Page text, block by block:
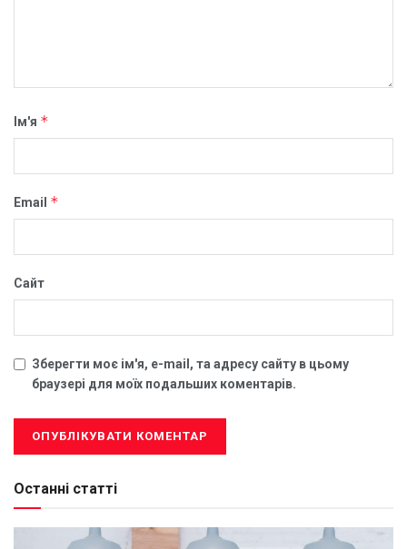
Ім'я *
Email *
Сайт
Зберегти моє ім'я, e-mail, та адресу сайту в цьому
браузері для моїх подальших коментарів.
Останні статті